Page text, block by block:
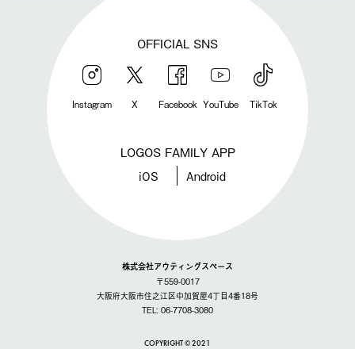
OFFICIAL SNS
Instagram X Facebook YouTube TikTok
LOGOS FAMILY APP
iOS Android
株式会社アウティングスペース
〒559-0017
大阪府大阪市住之江区中加賀屋4丁目4番18号
TEL: 06-7708-3080
COPYRIGHT © 2021